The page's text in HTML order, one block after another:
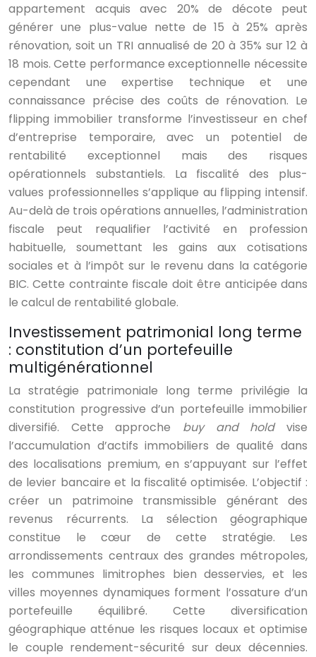
appartement acquis avec 20% de décote peut
générer une plus-value nette de 15 à 25% après
rénovation, soit un TRI annualisé de 20 à 35% sur 12 à
18 mois. Cette performance exceptionnelle nécessite
cependant une expertise technique et une
connaissance précise des coûts de rénovation. Le
flipping immobilier transforme l’investisseur en chef
d’entreprise temporaire, avec un potentiel de
rentabilité exceptionnel mais des risques
opérationnels substantiels. La fiscalité des plus-
values professionnelles s’applique au flipping intensif.
Au-delà de trois opérations annuelles, l’administration
fiscale peut requalifier l’activité en profession
habituelle, soumettant les gains aux cotisations
sociales et à l’impôt sur le revenu dans la catégorie
BIC. Cette contrainte fiscale doit être anticipée dans
le calcul de rentabilité globale.
Investissement patrimonial long terme
: constitution d’un portefeuille
multigénérationnel
La stratégie patrimoniale long terme privilégie la
constitution progressive d’un portefeuille immobilier
diversifié. Cette approche buy and holdvise
l’accumulation d’actifs immobiliers de qualité dans
des localisations premium, en s’appuyant sur l’effet
de levier bancaire et la fiscalité optimisée. L’objectif :
créer un patrimoine transmissible générant des
revenus récurrents. La sélection géographique
constitue le cœur de cette stratégie. Les
arrondissements centraux des grandes métropoles,
les communes limitrophes bien desservies, et les
villes moyennes dynamiques forment l’ossature d’un
portefeuille équilibré. Cette diversification
géographique atténue les risques locaux et optimise
le couple rendement-sécurité sur deux décennies.